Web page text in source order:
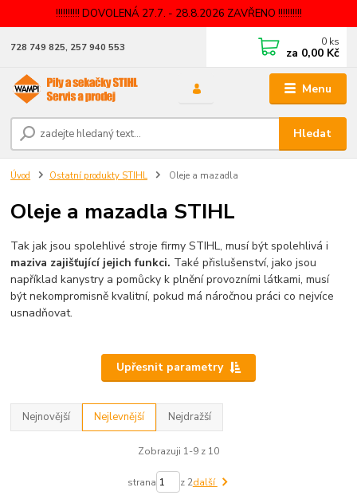
!!!!!!!!!! DOVOLENÁ 27.7. - 28.8.2026 ZAVŘENO !!!!!!!!!!
Menu
Hledat
728 749 825, 257 940 553 0 ks
za 0,00 Kč
Úvod Ostatní produkty STIHL Oleje a mazadla
Oleje a mazadla STIHL
Tak jak jsou spolehlivé stroje firmy STIHL, musí být spolehlivá i
maziva zajišťující jejich funkci. Také přislušenství, jako jsou
například kanystry a pomůcky k plnění provozními látkami, musí
být nekompromisně kvalitní, pokud má náročnou práci co nejvíce
usnadňovat.
Upřesnit parametry
Nejnovější Nejlevnější Nejdražší
Zobrazuji 1-9 z 10
strana z 2další